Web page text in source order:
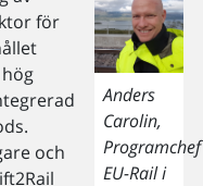
Anders
Carolin,
Programchef
EU-Rail i
för
och